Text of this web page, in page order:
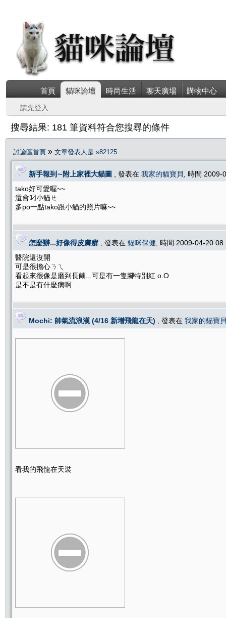
首頁 貓咪論壇 時尚生活 聊天廣場 購物中心
請先登入
搜尋結果: 181 筆資料符合您搜尋的條件
討論區首頁 » 文章發表人是 s82125
新手報到∼附上家裡大貓圖 , 發表在 我家的貓寶貝
, 時間
tako好可愛喔~~
還會叼小貓ㄝ
多po一點tako跟小貓的照片嘛~~
怎麼辦...好像得皮膚癬 , 發表在 貓咪保健 , 時間 2009-04-20
醫院還沒開
可是很擔心ㄋㄟ
看起來很像是磨到長繭...可是有一隻腳特別紅 o.O
是不是有什麼病啊
Mochi: 帥氣流浪漢 (4/16 新增飛龍在天) , 發表在 我家的貓寶
看我的飛龍在天裝